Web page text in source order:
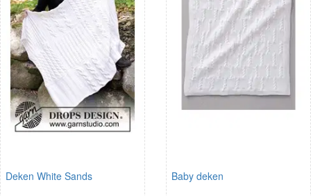
Deken White Sands Baby deken